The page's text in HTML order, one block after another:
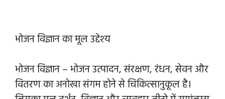
भोजन विज्ञान का मूल उद्देश्य
भोजन विज्ञान – भोजन उत्पादन, संरक्षण, रंधन, सेवन और
वितरण का अनोखा संगम होने से चिकित्सानुकूल है।